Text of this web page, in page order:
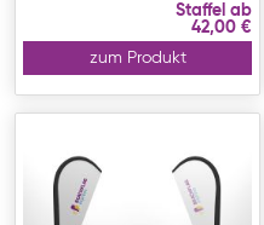
Staffel ab
42,00 €
zum Produkt